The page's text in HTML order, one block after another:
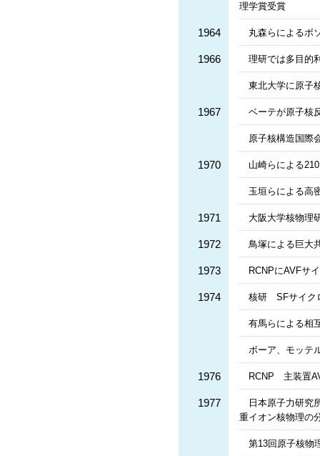
理学賞受賞
1964 丸森らによるボ
1966 理研では多目的
東北大学に原子
1967 ベーテが原子核
原子核構造国際
1970 山崎らによる
玉垣らによる高
1971 大阪大学核物理
1972 鳥塚による巨大
1973 RCNPにAVFサ
1974 核研 SFサイク
有馬らによる相
ボーア、モッテ
1976 RCNP 主装置
1977
日本原子力研究
重イオン核物理の
第13回原子核物